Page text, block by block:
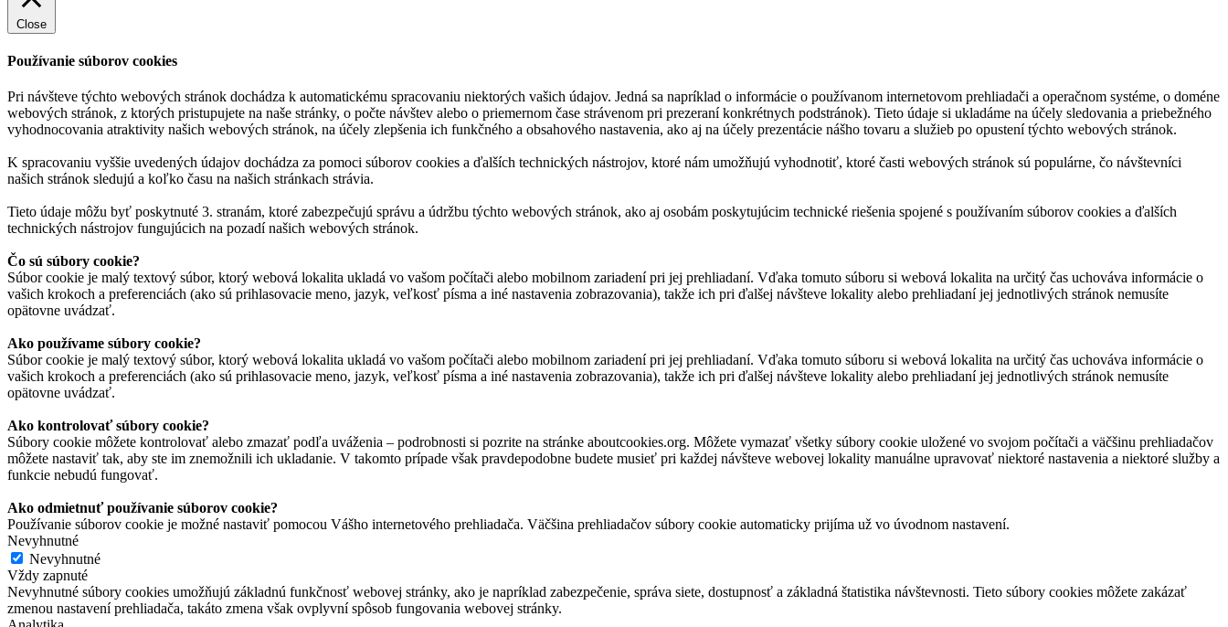
Close
Používanie súborov cookies
Pri návšteve týchto webových stránok dochádza k automatickému spracovaniu niektorých vašich údajov. Jedná sa napríklad o informácie o používanom internetovom prehliadači a operačnom systéme, o doméne
webových stránok, z ktorých pristupujete na naše stránky, o počte návštev alebo o priemernom čase strávenom pri prezeraní konkrétnych podstránok). Tieto údaje si ukladáme na účely sledovania a priebežného
vyhodnocovania atraktivity našich webových stránok, na účely zlepšenia ich funkčného a obsahového nastavenia, ako aj na účely prezentácie nášho tovaru a služieb po opustení týchto webových stránok.
K spracovaniu vyššie uvedených údajov dochádza za pomoci súborov cookies a ďalších technických nástrojov, ktoré nám umožňujú vyhodnotiť, ktoré časti webových stránok sú populárne, čo návštevníci
našich stránok sledujú a koľko času na našich stránkach strávia.
Tieto údaje môžu byť poskytnuté 3. stranám, ktoré zabezpečujú správu a údržbu týchto webových stránok, ako aj osobám poskytujúcim technické riešenia spojené s používaním súborov cookies a ďalších
technických nástrojov fungujúcich na pozadí našich webových stránok.
Čo sú súbory cookie?
Súbor cookie je malý textový súbor, ktorý webová lokalita ukladá vo vašom počítači alebo mobilnom zariadení pri jej prehliadaní. Vďaka tomuto súboru si webová lokalita na určitý čas uchováva informácie o
vašich krokoch a preferenciách (ako sú prihlasovacie meno, jazyk, veľkosť písma a iné nastavenia zobrazovania), takže ich pri ďalšej návšteve lokality alebo prehliadaní jej jednotlivých stránok nemusíte
opätovne uvádzať.
Ako používame súbory cookie?
Súbor cookie je malý textový súbor, ktorý webová lokalita ukladá vo vašom počítači alebo mobilnom zariadení pri jej prehliadaní. Vďaka tomuto súboru si webová lokalita na určitý čas uchováva informácie o
vašich krokoch a preferenciách (ako sú prihlasovacie meno, jazyk, veľkosť písma a iné nastavenia zobrazovania), takže ich pri ďalšej návšteve lokality alebo prehliadaní jej jednotlivých stránok nemusíte
opätovne uvádzať.
Ako kontrolovať súbory cookie?
Súbory cookie môžete kontrolovať alebo zmazať podľa uváženia – podrobnosti si pozrite na stránke aboutcookies.org. Môžete vymazať všetky súbory cookie uložené vo svojom počítači a väčšinu prehliadačov
môžete nastaviť tak, aby ste im znemožnili ich ukladanie. V takomto prípade však pravdepodobne budete musieť pri každej návšteve webovej lokality manuálne upravovať niektoré nastavenia a niektoré služby a
funkcie nebudú fungovať.
Ako odmietnuť používanie súborov cookie?
Používanie súborov cookie je možné nastaviť pomocou Vášho internetového prehliadača. Väčšina prehliadačov súbory cookie automaticky prijíma už vo úvodnom nastavení.
Nevyhnutné
Nevyhnutné
Vždy zapnuté
Nevyhnutné súbory cookies umožňujú základnú funkčnosť webovej stránky, ako je napríklad zabezpečenie, správa siete, dostupnosť a základná štatistika návštevnosti. Tieto súbory cookies môžete zakázať
zmenou nastavení prehliadača, takáto zmena však ovplyvní spôsob fungovania webovej stránky.